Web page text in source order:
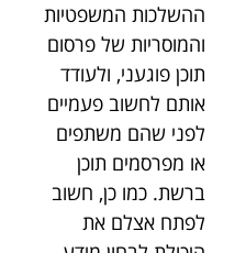
ההשלכות המשפטיות
והמוסריות של פרסום
תוכן פוגעני, ולעודד
אותם לחשוב פעמיים
לפני שהם משתפים
או מפרסמים תוכן
ברשת. כמו כן, חשוב
לפתח אצלם את